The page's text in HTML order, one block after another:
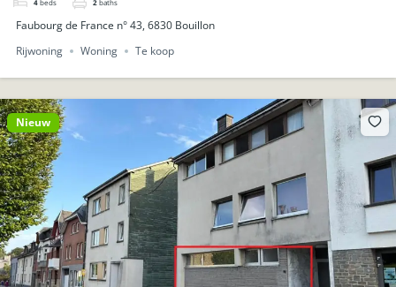
4 beds 2 baths
Faubourg de France n° 43, 6830 Bouillon
Rijwoning
Woning Te koop
Nieuw